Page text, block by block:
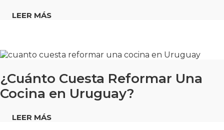
LEER MÁS
¿Cuánto Cuesta Reformar Una
Cocina en Uruguay?
LEER MÁS